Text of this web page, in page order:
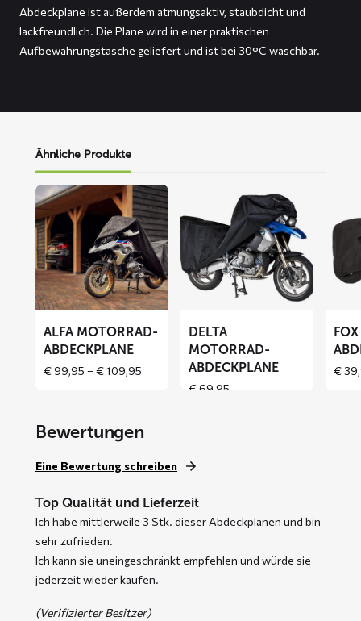
Abdeckplane ist außerdem atmungsaktiv, staubdicht und
lackfreundlich. Die Plane wird in einer praktischen
Aufbewahrungstasche geliefert und ist bei 30°C waschbar.
Ähnliche Produkte
Mehr
lesen
über
ALFA
Motorrad-
Abdeckplane
ALFA MOTORRAD-
ABDECKPLANE
€99,95 –€109,95Price
€ 109,95
lesen
über
DELTA
Motorrad-
Abdeckplane
DELTA
MOTORRAD-
ABDECKPLANE
€69,95
über
FOX
€
Bewertungen
Eine Bewertung schreiben
Top Qualität und Lieferzeit
Ich habe mittlerweile 3 Stk. dieser Abdeckplanen und bin
sehr zufrieden.
Ich kann sie uneingeschränkt empfehlen und würde sie
jederzeit wieder kaufen.
(Verifizierter Besitzer)